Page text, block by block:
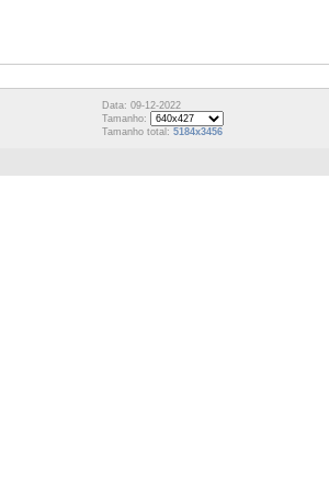
Data: 09-12-2022
Tamanho:
Tamanho total: 5184x3456